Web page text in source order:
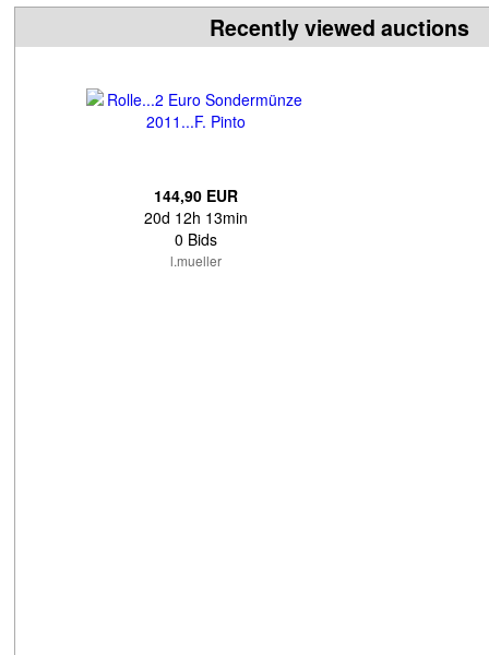
Recently viewed auctions
144,90 EUR
20d 12h 13min
0 Bids
l.mueller